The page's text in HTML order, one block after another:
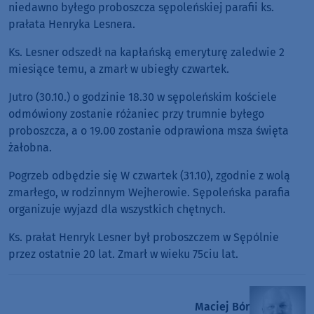
niedawno byłego proboszcza sępoleńskiej parafii ks.
prałata Henryka Lesnera.
Ks. Lesner odszedł na kapłańską emeryturę zaledwie 2
miesiące temu, a zmarł w ubiegły czwartek.
Jutro (30.10.) o godzinie 18.30 w sępoleńskim kościele
odmówiony zostanie różaniec przy trumnie byłego
proboszcza, a o 19.00 zostanie odprawiona msza święta
żałobna.
Pogrzeb odbędzie się W czwartek (31.10), zgodnie z wolą
zmarłego, w rodzinnym Wejherowie. Sępoleńska parafia
organizuje wyjazd dla wszystkich chętnych.
Ks. prałat Henryk Lesner był proboszczem w Sępólnie
przez ostatnie 20 lat. Zmarł w wieku 75ciu lat.
Maciej Bór